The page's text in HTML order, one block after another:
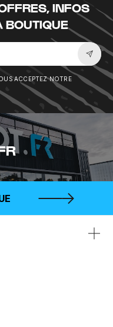
INFOS
BOUTIQUE
ACCEPTEZ NOTRE